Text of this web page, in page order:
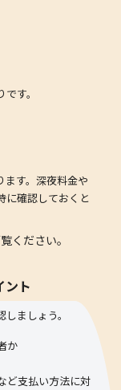
す。
ます。深夜料金や
に確認しておくと
ください。
ント
ましょう。
か
ど支払い方法に対